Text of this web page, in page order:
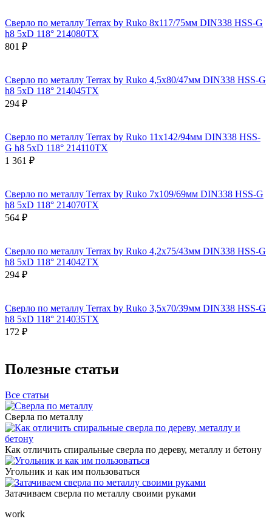
Сверло по металлу Terrax by Ruko 8x117/75мм DIN338 HSS-G
h8 5xD 118° 214080TX
801 ₽
Сверло по металлу Terrax by Ruko 4,5x80/47мм DIN338 HSS-G
h8 5xD 118° 214045TX
294 ₽
Сверло по металлу Terrax by Ruko 11x142/94мм DIN338 HSS-
G h8 5xD 118° 214110TX
1 361 ₽
Сверло по металлу Terrax by Ruko 7x109/69мм DIN338 HSS-G
h8 5xD 118° 214070TX
564 ₽
Сверло по металлу Terrax by Ruko 4,2x75/43мм DIN338 HSS-G
h8 5xD 118° 214042TX
294 ₽
Сверло по металлу Terrax by Ruko 3,5x70/39мм DIN338 HSS-G
h8 5xD 118° 214035TX
172 ₽
Полезные статьи
Все статьи
Сверла по металлу
Как отличить спиральные сверла по дереву, металлу и бетону
Угольник и как им пользоваться
Затачиваем сверла по металлу своими руками
work